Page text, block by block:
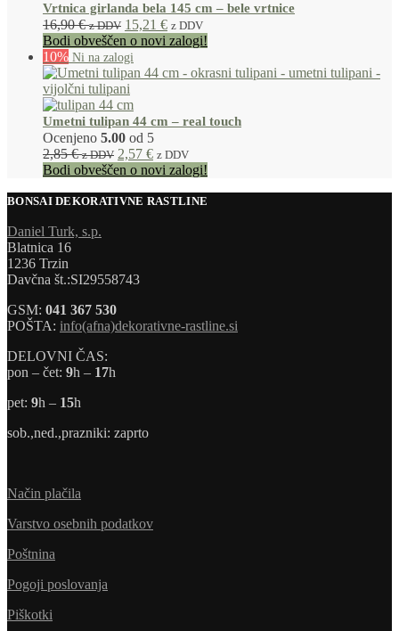
Vrtnica girlanda bela 145 cm – bele vrtnice
16,90€ z DDV 15,21 € z DDV
Bodi obveščen o novi zalogi!
10%
Umetni tulipan 44 cm – real touch
Ocenjeno 5.00 od 5
2,85€ z DDV 2,57 € z DDV
Bodi obveščen o novi zalogi!
BONSAI DEKORATIVNE RASTLINE
Daniel Turk, s.p.
Blatnica 16
1236 Trzin
Davčna št.:SI29558743
GSM: 041 367 530
POŠTA: info(afna)dekorativne-rastline.si
DELOVNI ČAS:
pon – čet: 9h – 17h
pet: 9h – 15h
sob.,ned.,prazniki: zaprto
Način plačila
Varstvo osebnih podatkov
Poštnina
Pogoji poslovanja
Piškotki